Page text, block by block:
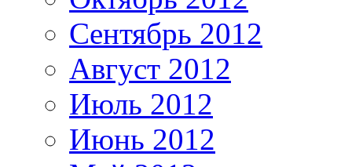
Сентябрь 2012
Август 2012
Июль 2012
Июнь 2012